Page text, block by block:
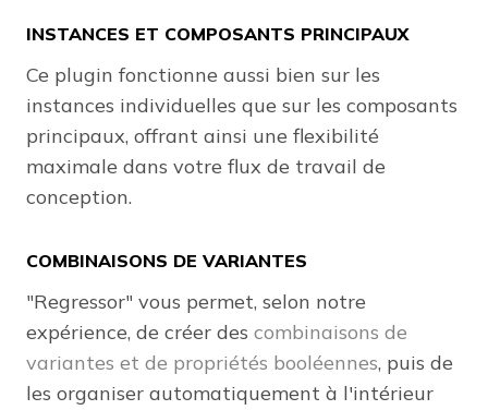
INSTANCES ET COMPOSANTS PRINCIPAUX
Ce plugin fonctionne aussi bien sur les
instances individuelles que sur les composants
principaux, offrant ainsi une flexibilité
maximale dans votre flux de travail de
conception.
COMBINAISONS DE VARIANTES
"Regressor" vous permet, selon notre
expérience, de créer des combinaisons de
variantes et de propriétés booléennes, puis de
les organiser automatiquement à l'intérieur